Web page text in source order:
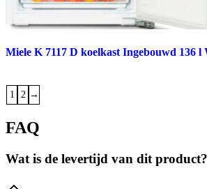
Miele K 7117 D koelkast Ingebouwd 136 l
1 2 →
FAQ
Wat is de levertijd van dit product?